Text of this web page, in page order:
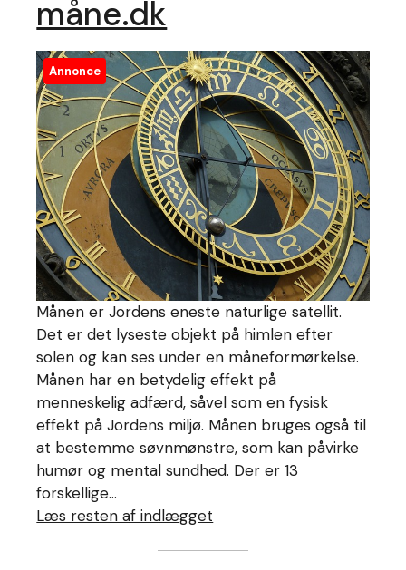
måne.dk
Annonce
Månen er Jordens eneste naturlige satellit.
Det er det lyseste objekt på himlen efter
solen og kan ses under en måneformørkelse.
Månen har en betydelig effekt på
menneskelig adfærd, såvel som en fysisk
effekt på Jordens miljø. Månen bruges også til
at bestemme søvnmønstre, som kan påvirke
humør og mental sundhed. Der er 13
forskellige…
Læs resten af indlægget